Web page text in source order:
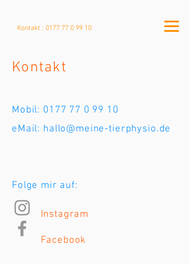
Kontakt : 0177 77 0 99 10
Kontakt
Mobil: 0177 77 0 99 10
eMail: hallo@meine-tierphysio.de
Folge mir auf:
Instagram
Facebook